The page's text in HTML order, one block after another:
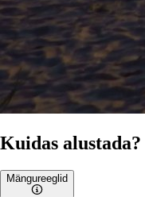
Kuidas alustada?
Mängureeglid